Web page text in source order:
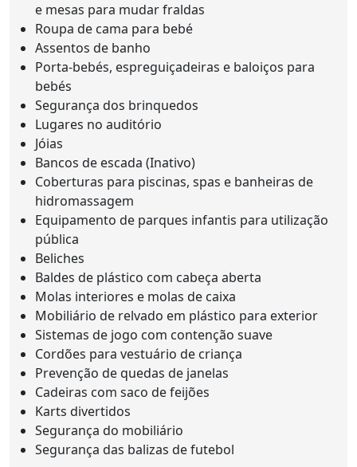
e mesas para mudar fraldas
Roupa de cama para bebé
Assentos de banho
Porta-bebés, espreguiçadeiras e baloiços para
bebés
Segurança dos brinquedos
Lugares no auditório
Jóias
Bancos de escada (Inativo)
Coberturas para piscinas, spas e banheiras de
hidromassagem
Equipamento de parques infantis para utilização
pública
Beliches
Baldes de plástico com cabeça aberta
Molas interiores e molas de caixa
Mobiliário de relvado em plástico para exterior
Sistemas de jogo com contenção suave
Cordões para vestuário de criança
Prevenção de quedas de janelas
Cadeiras com saco de feijões
Karts divertidos
Segurança do mobiliário
Segurança das balizas de futebol